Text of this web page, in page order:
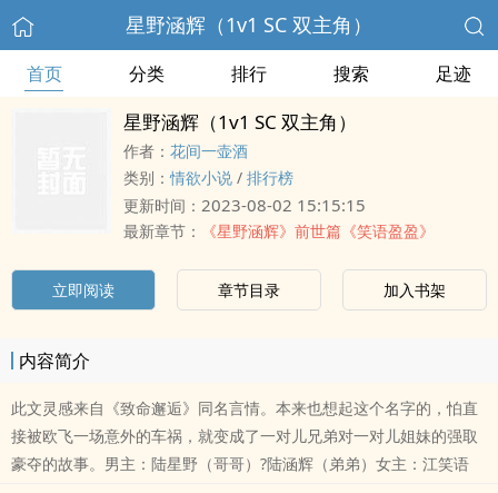
星野涵辉（1v1 SC 双主角）
首页 分类 排行 搜索 足迹
星野涵辉（1v1 SC 双主角）
作者： 花间一壶酒
类别：情欲小说 / 排行榜
更新时间： 2023-08-02 15:15:15
最新章节： 《星野涵辉》前世篇《笑语盈盈》
立即阅读 章节目录 加入书架
内容简介
此文灵感来自《致命邂逅》同名言情。本来也想起这个名字的，怕直
接被欧飞一场意外的车祸，就变成了一对儿兄弟对一对儿姐妹的强取
豪夺的故事。男主：陆星野（哥哥）?陆涵辉（弟弟）女主：江笑语